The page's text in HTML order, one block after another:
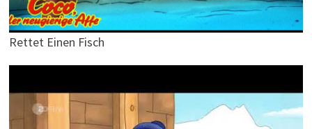
Rettet Einen Fisch